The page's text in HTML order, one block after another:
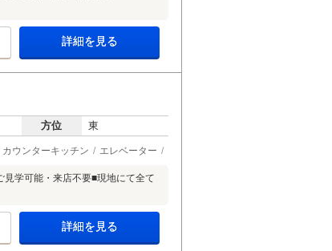
詳細を見る
方位 東
カウンターキッチン エレベーター
学可能・来店不要■現地にて全て
詳細を見る